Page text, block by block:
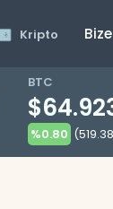
Kripto
BTC
%0.80